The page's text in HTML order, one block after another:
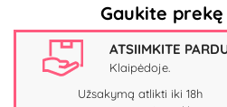
Gaukite prekę
ATSIIMKITE
Klaipėdoje.
Užsakymą atlikti iki 18h